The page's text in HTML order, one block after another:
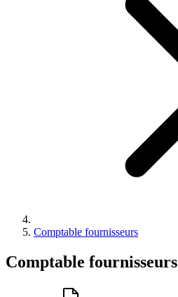
Comptable fournisseurs
Comptable fournisseurs